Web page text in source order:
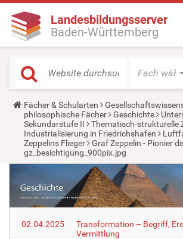
Landesbildungsserver
Baden-Württemberg
Fach
Y
o
u
a
r
e
h
e
:
Fächer & Schularten
philosophische Fächer
Geschichte
Sekundarstufe II
Thematisch-strukturelle
Industrialisierung in Friedrichshafen
Zeppelins Flieger
Graf Zeppelin - Pionier
gz_besichtigung_900pix.jpg
02.04.2025
Transformation – Begriff,
Vermittlung